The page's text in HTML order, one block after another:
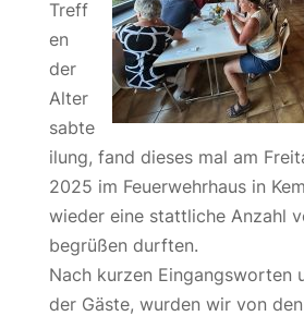
Treff
en
der
Alter
sabte
ilung, fand dieses mal am
2025 im Feuerwehrhaus in
wieder eine stattliche Anzahl
begrüßen durften.
Nach kurzen Eingangsworten
der Gäste, wurden wir von